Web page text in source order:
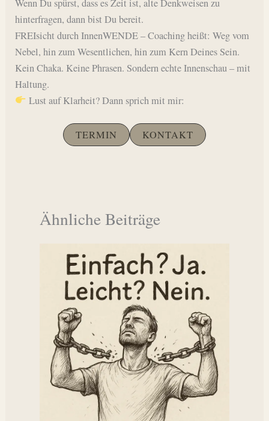
Wenn Du spürst, dass es Zeit ist, alte Denkweisen zu
hinterfragen, dann bist Du bereit.
FREIsicht durch InnenWENDE – Coaching heißt: Weg vom
Nebel, hin zum Wesentlichen, hin zum Kern Deines Sein.
Kein Chaka. Keine Phrasen. Sondern echte Innenschau – mit
Haltung.
Lust auf Klarheit? Dann sprich mit mir:
TERMIN KONTAKT
Ähnliche Beiträge